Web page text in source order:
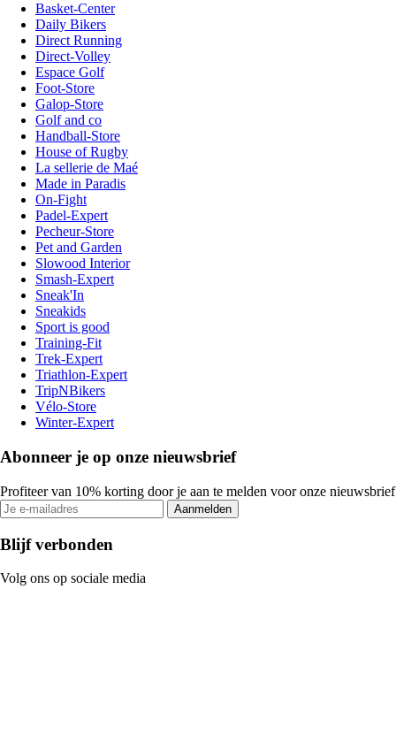
Basket-Center
Daily Bikers
Direct Running
Direct-Volley
Espace Golf
Foot-Store
Galop-Store
Golf and co
Handball-Store
House of Rugby
La sellerie de Maé
Made in Paradis
On-Fight
Padel-Expert
Pecheur-Store
Pet and Garden
Slowood Interior
Smash-Expert
Sneak'In
Sneakids
Sport is good
Training-Fit
Trek-Expert
Triathlon-Expert
TripNBikers
Vélo-Store
Winter-Expert
Abonneer je op onze nieuwsbrief
Profiteer van 10% korting door je aan te melden voor onze nieuwsbrief
Aanmelden
Blijf verbonden
Volg ons op sociale media